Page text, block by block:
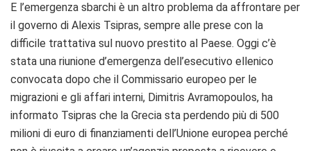
E l’emergenza sbarchi è un altro problema da affrontare per
il governo di Alexis Tsipras, sempre alle prese con la
difficile trattativa sul nuovo prestito al Paese. Oggi c’è
stata una riunione d’emergenza dell’esecutivo ellenico
convocata dopo che il Commissario europeo per le
migrazioni e gli affari interni, Dimitris Avramopoulos, ha
informato Tsipras che la Grecia sta perdendo più di 500
milioni di euro di finanziamenti dell’Unione europea perché